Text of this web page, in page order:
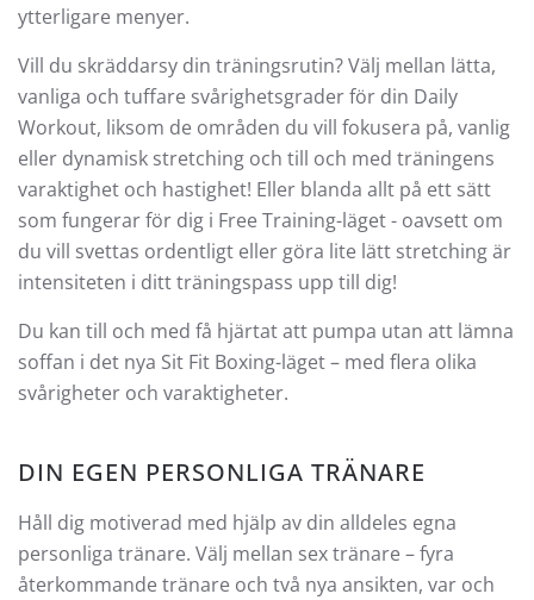
ytterligare menyer.
Vill du skräddarsy din träningsrutin? Välj mellan lätta,
vanliga och tuffare svårighetsgrader för din Daily
Workout, liksom de områden du vill fokusera på, vanlig
eller dynamisk stretching och till och med träningens
varaktighet och hastighet! Eller blanda allt på ett sätt
som fungerar för dig i Free Training-läget - oavsett om
du vill svettas ordentligt eller göra lite lätt stretching är
intensiteten i ditt träningspass upp till dig!
Du kan till och med få hjärtat att pumpa utan att lämna
soffan i det nya Sit Fit Boxing-läget – med flera olika
svårigheter och varaktigheter.
DIN EGEN PERSONLIGA TRÄNARE
Håll dig motiverad med hjälp av din alldeles egna
personliga tränare. Välj mellan sex tränare – fyra
återkommande tränare och två nya ansikten, var och